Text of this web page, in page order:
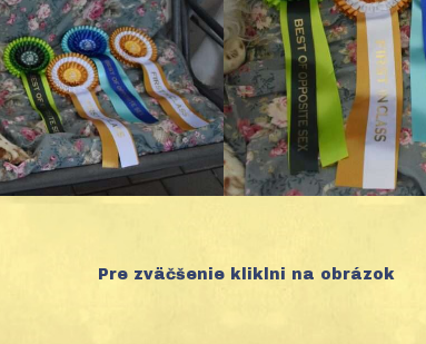
Pre zväčšenie kliklni na obrázok